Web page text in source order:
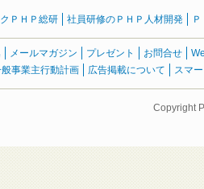
ＰＨＰ総研 社員研修のＰＨＰ人材開発
メールマガジン プレゼント お問合せ
事業主行動計画 広告掲載について スマ
Copyright